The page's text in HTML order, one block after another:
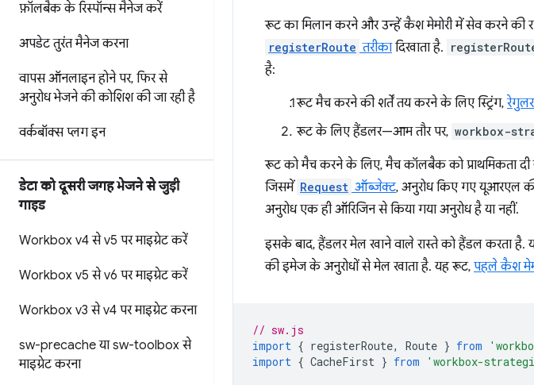
फ़ॉलबैक के रिस्पॉन्स मैनेज करें
अपडेट तुरंत मैनेज करना
वापस ऑनलाइन होने पर, फिर से
अनुरोध भेजने की कोशिश की जा रही है
वर्कबॉक्स प्लग इन
डेटा को दूसरी जगह भेजने से जुड़ी
गाइड
Workbox v4 से v5 पर माइग्रेट करें
Workbox v5 से v6 पर माइग्रेट करें
Workbox v3 से v4 पर माइग्रेट करना
sw-precache या sw-toolbox से
माइग्रेट करना
रूट का मिलान करने और उन्हें कैश मेमोरी में सेव करने की
registerRoute तरीकादिखाता है.
है:
रूट मैच करने की शर्तें तय करने के लिए स्ट्रिंग,
रूट के लिए हैंडलर—आम तौर पर, workbox-
रूट को मैच करने के लिए, मैच कॉलबैक को प्राथमिकता
जिसमें Request ऑब्जेक्ट, अनुरोध किए गए यूआरएल
अनुरोध एक ही ऑरिजिन से किया गया अनुरोध है या नहीं.
इसके बाद, हैंडलर मेल खाने वाले रास्ते को हैंडल करता है.
की इमेज के अनुरोधों से मेल खाता है. यह रूट, पहले कैश
// sw.js
import { registerRoute, Route } from
import { CacheFirst } from 'workbox-